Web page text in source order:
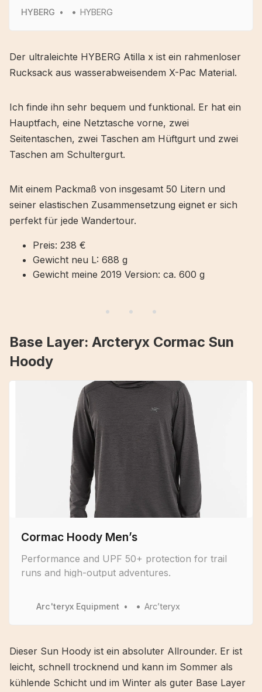
Rucksack aus hochfestem, leichtem und
HYBERG HYBERG
Der ultraleichte HYBERG Atilla x ist ein rahmenloser
Rucksack aus wasserabweisendem X-Pac Material.
Ich finde ihn sehr bequem und funktional. Er hat ein
Hauptfach, eine Netztasche vorne, zwei
Seitentaschen, zwei Taschen am Hüftgurt und zwei
Taschen am Schultergurt.
Mit einem Packmaß von insgesamt 50 Litern und
seiner elastischen Zusammensetzung eignet er sich
perfekt für jede Wandertour.
Preis: 238 €
Gewicht neu L: 688 g
Gewicht meine 2019 Version: ca. 600 g
Base Layer: Arcteryx Cormac Sun
Hoody
Cormac Hoody Men’s
Performance and UPF 50+ protection for trail
runs and high-output adventures.
Arc'teryx Equipment Arc’teryx
Dieser Sun Hoody ist ein absoluter Allrounder. Er ist
leicht, schnell trocknend und kann im Sommer als
kühlende Schicht und im Winter als guter Base Layer